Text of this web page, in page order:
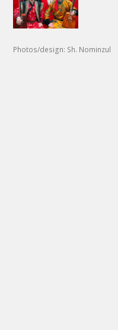
Photos/design: Sh. Nominzul